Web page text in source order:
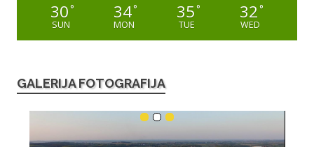
30°
SUN
34°
MON
35°
TUE
32°
WED
GALERIJA FOTOGRAFIJA